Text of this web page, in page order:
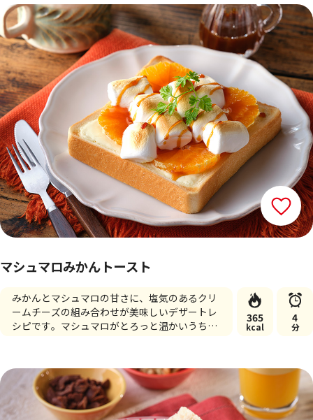
マシュマロみかんトースト
みかんとマシュマロの甘さに、塩気のあるクリ
ームチーズの組み合わせが美味しいデザートレ
シピです。マシュマロがとろっと温かいうちに
365
kcal
4
分